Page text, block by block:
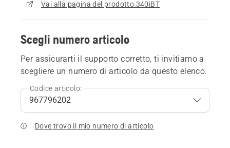
Vai alla pagina del prodotto 340iBT
Scegli numero articolo
Per assicurarti il supporto corretto, ti invitiamo a
scegliere un numero di articolo da questo elenco.
Codice articolo:
Dove trovo il mio numero di articolo